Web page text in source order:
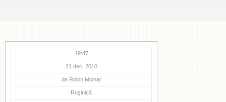
19:47
21 dec. 2010
de Robin Molnar
Ruşinică